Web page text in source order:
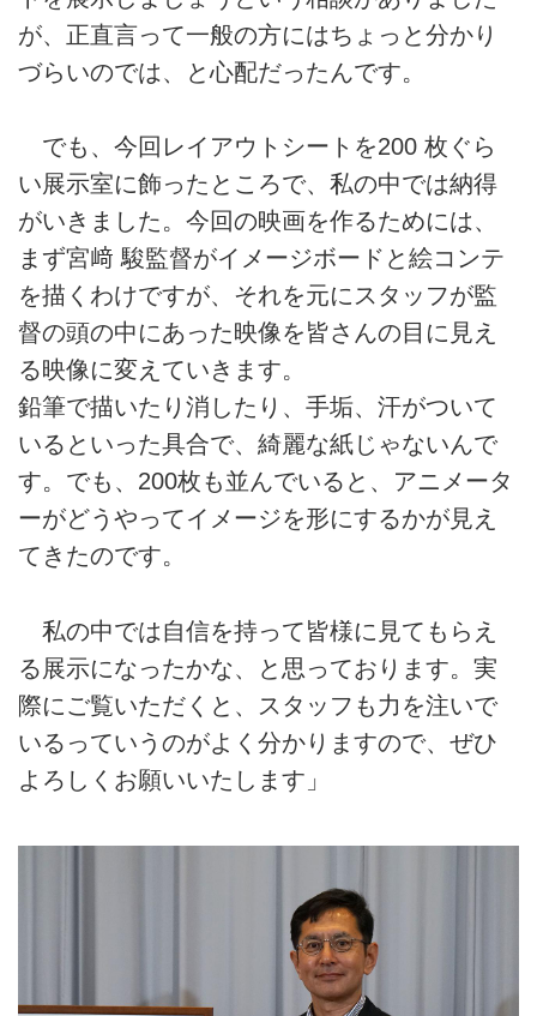
が、正直言って一般の方にはちょっと分かり
づらいのでは、と心配だったんです。
でも、今回レイアウトシートを200 枚ぐら
い展示室に飾ったところで、私の中では納得
がいきました。今回の映画を作るためには、
まず宮﨑 駿監督がイメージボードと絵コンテ
を描くわけですが、それを元にスタッフが監
督の頭の中にあった映像を皆さんの目に見え
る映像に変えていきます。
鉛筆で描いたり消したり、手垢、汗がついて
いるといった具合で、綺麗な紙じゃないんで
す。でも、200枚も並んでいると、アニメータ
ーがどうやってイメージを形にするかが見え
てきたのです。
私の中では自信を持って皆様に見てもらえ
る展示になったかな、と思っております。実
際にご覧いただくと、スタッフも力を注いで
いるっていうのがよく分かりますので、ぜひ
よろしくお願いいたします」